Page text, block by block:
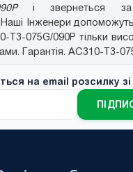
і звернеться за
Наші Інженери
T3-075G/090P тільки
Гарантія. AC310-T3-
на email розсилку